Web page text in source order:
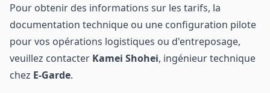
Pour obtenir des informations sur les tarifs, la
documentation technique ou une configuration pilote
pour vos opérations logistiques ou d'entreposage,
veuillez contacter Kamei Shohei, ingénieur technique
chez E-Garde.